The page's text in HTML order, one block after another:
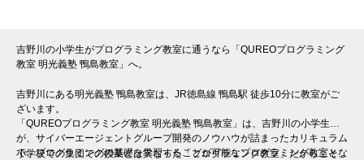
吉野川の小学生がプログラミング教室に通うなら「QUREOプログラミング
教室 明光義塾 鴨島教室」へ。
吉野川にある明光義塾 鴨島教室は、JR徳島線 鴨島駅 徒歩10分に教室がご
ざいます。
「QUREOプログラミング教室 明光義塾 鴨島教室」は、吉野川の小学生
が、サイバーエージェントグループ開発のノウハウが詰まったカリキュラム
で、プログラミングの基礎を学習することが可能なプログラミング教室とな
小学校での集団での授業とは異なった「プログラミング教室」だからこそ、